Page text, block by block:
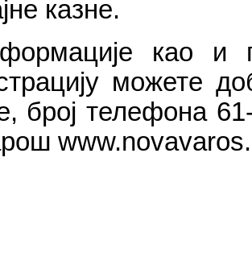
казне.
као и
можете
број телефона